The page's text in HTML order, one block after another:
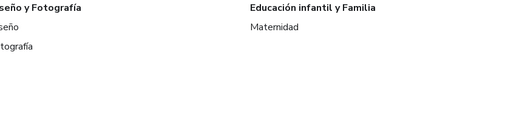
y Fotografía
Educación infantil y Familia
Maternidad